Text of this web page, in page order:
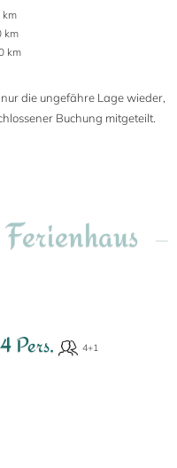
km
km
die ungefähre Lage wieder,
Buchung mitgeteilt.
Pers.